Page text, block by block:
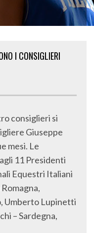
I CONSIGLIERI
consiglieri si
Giuseppe
mesi. Le
11 Presidenti
Equestri Italiani
Umberto Lupinetti
– Sardegna,